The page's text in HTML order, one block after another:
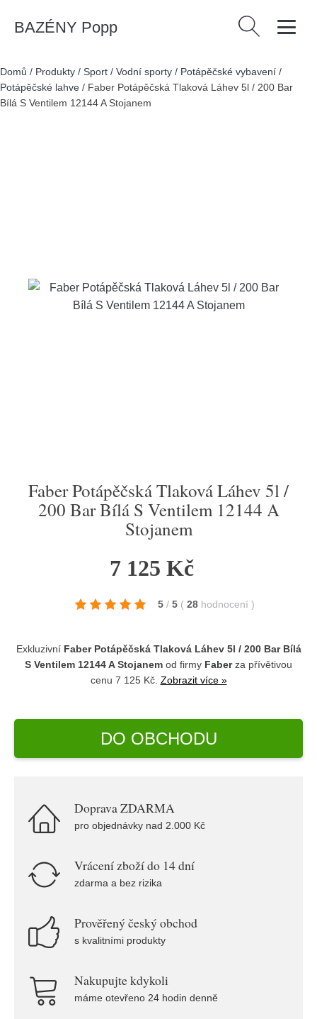
BAZÉNY Popp Vyhledávání
Domů / Produkty / Sport / Vodní sporty / Potápěčské vybavení /
Potápěčské lahve / Faber Potápěčská Tlaková Láhev 5l / 200 Bar
Bílá S Ventilem 12144 A Stojanem
Faber Potápěčská Tlaková Láhev 5l /
200 Bar Bílá S Ventilem 12144 A
Stojanem
7 125 Kč
5 / 5 ( 28 hodnocení )
Exkluzivní Faber Potápěčská Tlaková Láhev 5l / 200 Bar Bílá
S Ventilem 12144 A Stojanem od firmy Faberza přívětivou
cenu 7 125 Kč. Zobrazit více »
DO OBCHODU
Doprava ZDARMA
pro objednávky nad 2.000 Kč
Vrácení zboží do 14 dní
zdarma a bez rizika
Prověřený český obchod
s kvalitními produkty
Nakupujte kdykoli
máme otevřeno 24 hodin denně